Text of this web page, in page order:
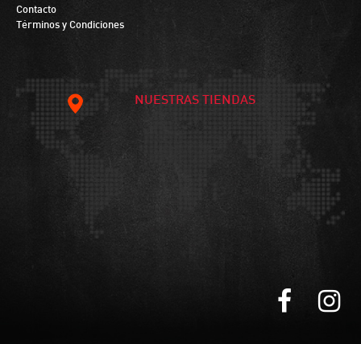
Contacto
Términos y Condiciones
NUESTRAS TIENDAS